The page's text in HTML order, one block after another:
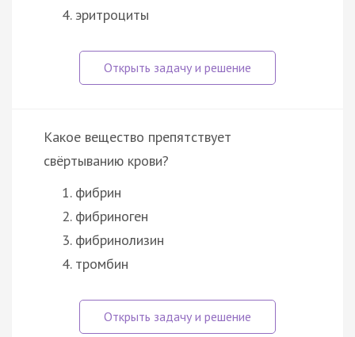
эритроциты
Какое вещество препятствует
свёртыванию крови?
фибрин
фибриноген
фибринолизин
тромбин